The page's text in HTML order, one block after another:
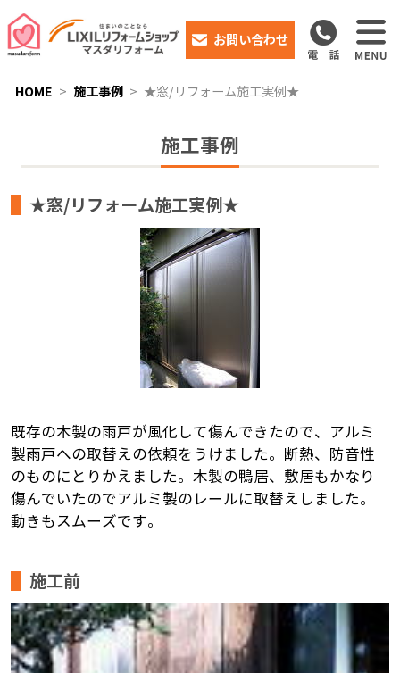
お問い合わせ
HOME 施工事例 ★窓/リフォーム施工実例★
施工事例
★窓/リフォーム施工実例★
既存の木製の雨戸が風化して傷んできたので、アルミ
製雨戸への取替えの依頼をうけました。断熱、防音性
のものにとりかえました。木製の鴨居、敷居もかなり
傷んでいたのでアルミ製のレールに取替えしました。
動きもスムーズです。
施工前